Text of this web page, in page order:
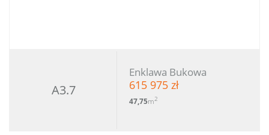
A3.7
Enklawa Bukowa
615 975 zł
47,75m2